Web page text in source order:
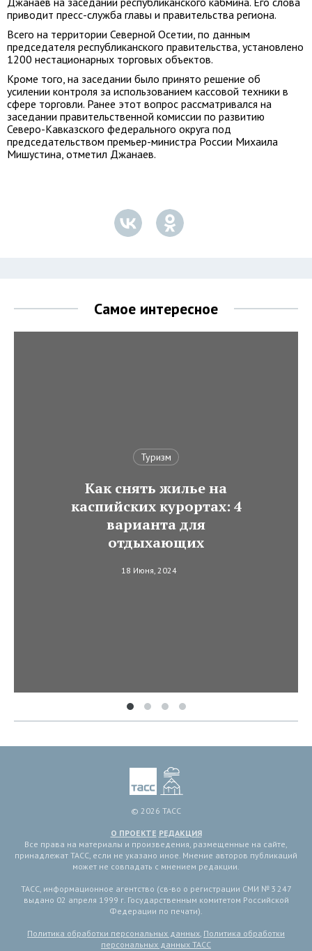
приводит пресс-служба главы и правительства региона.
Всего на территории Северной Осетии, по данным
председателя республиканского правительства, установлено
1200 нестационарных торговых объектов.
Кроме того, на заседании было принято решение об
усилении контроля за использованием кассовой техники в
сфере торговли. Ранее этот вопрос рассматривался на
заседании правительственной комиссии по развитию
Северо-Кавказского федерального округа под
председательством премьер-министра России Михаила
Мишустина, отметил Джанаев.
Самое интересное
Туризм
Как снять жилье на
каспийских курортах: 4
варианта для
отдыхающих
18 Июня, 2024
© 2026 ТАСС
О ПРОЕКТЕ РЕДАКЦИЯ
Все права на материалы и произведения, размещенные на сайте,
принадлежат ТАСС, если не указано иное. Мнение авторов публикаций
может не совпадать с мнением редакции.
ТАСС, информационное агентство (св-во о регистрации СМИ № 3 247
выдано 02 апреля 1999 г. Государственным комитетом Российской
Федерации по печати).
Политика обработки персональных данных, Политика обработки
персональных данных ТАСС